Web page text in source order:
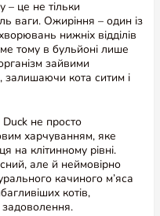
ваги. Ожиріння – один із
нижніх відділів
тому в бульйоні лише
зайвими
кота ситим і
харчуванням, яке
на клітинному рівні.
але й неймовірно
качиного м’яса
котів,
про